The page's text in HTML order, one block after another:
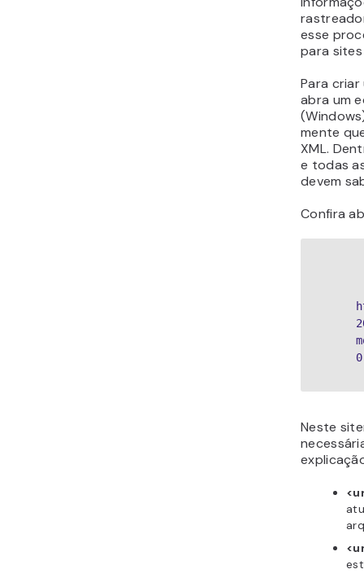
esse
para sites
Para criar
abra um
mente
XML.
e todas
devem
Confira
Neste